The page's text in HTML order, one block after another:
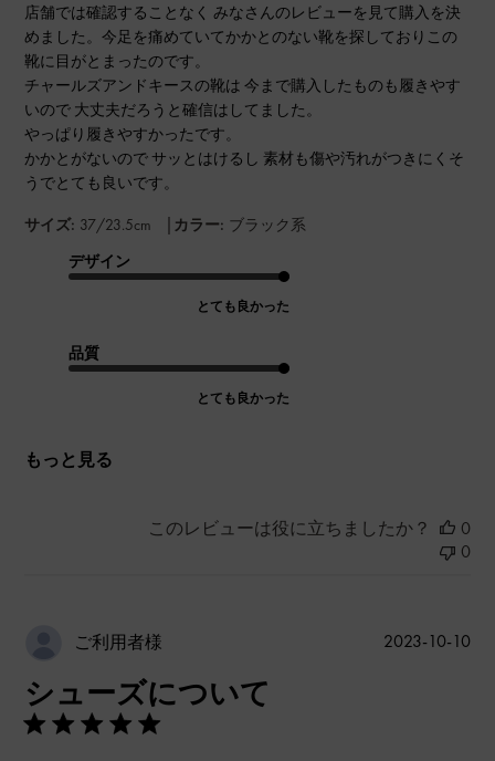
店舗では確認することなく みなさんのレビューを見て購入を決
めました。今足を痛めていてかかとのない靴を探しておりこの
靴に目がとまったのです。
チャールズアンドキースの靴は 今まで購入したものも履きやす
いので 大丈夫だろうと確信はしてました。
やっぱり履きやすかったです。
かかとがないので サッとはけるし 素材も傷や汚れがつきにくそ
うでとても良いです。
サイズ: 37/23.5cm | カラー: ブラック系
デザイン
とても良かった
品質
とても良かった
もっと見る
このレビューは役に立ちましたか？
0
0
ご利用者様
シューズについて
公
2023-10-10